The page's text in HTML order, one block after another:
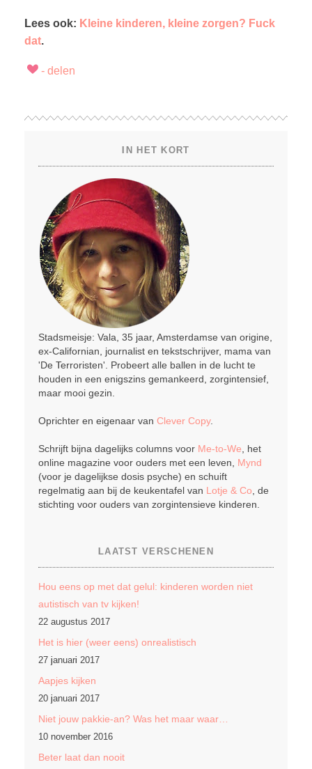
Lees ook: Kleine kinderen, kleine zorgen? Fuck
dat.
IN HET KORT
Stadsmeisje: Vala, 35 jaar, Amsterdamse van origine,
ex-Californian, journalist en tekstschrijver, mama van
'De Terroristen'. Probeert alle ballen in de lucht te
houden in een enigszins gemankeerd, zorgintensief,
maar mooi gezin.
Oprichter en eigenaar van Clever Copy.
Schrijft bijna dagelijks columns voor Me-to-We, het
online magazine voor ouders met een leven, Mynd
(voor je dagelijkse dosis psyche) en schuift
regelmatig aan bij de keukentafel van Lotje & Co, de
stichting voor ouders van zorgintensieve kinderen.
LAATST VERSCHENEN
Hou eens op met dat gelul: kinderen worden niet
autistisch van tv kijken!
22 augustus 2017
Het is hier (weer eens) onrealistisch
27 januari 2017
Aapjes kijken
20 januari 2017
Niet jouw pakkie-an? Was het maar waar…
10 november 2016
Beter laat dan nooit